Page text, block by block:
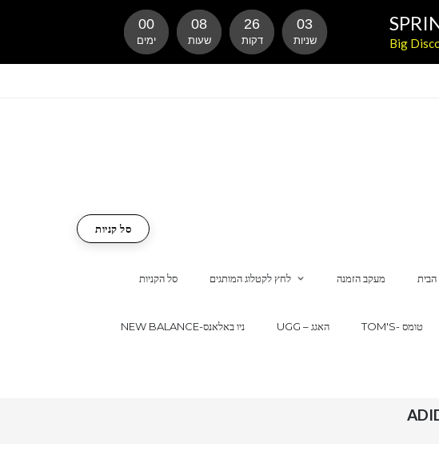
סל הקניות לחץ לקטלוג המותגים מעקב הזמנה
NEW BALANCE-ניו באלאנס UGG – האגג TOM'S- טומס
סל קניות
00
ימים
08
שעות
26
דקות
02
שניות